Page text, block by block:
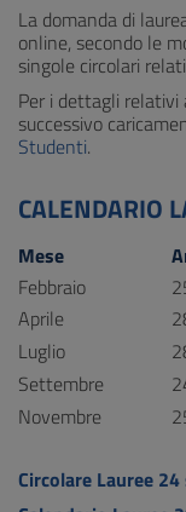
La domanda di
online, secondo le
singole circolari
Per i dettagli relativi
successivo
Studenti.
CALENDARIO
Mese
Febbraio
Aprile
Luglio
Settembre
Novembre
Circolare Lauree